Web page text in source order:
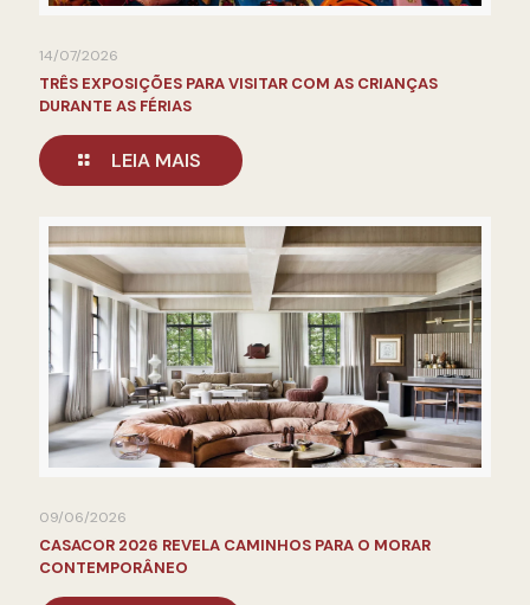
14/07/2026
TRÊS EXPOSIÇÕES PARA VISITAR COM AS CRIANÇAS
DURANTE AS FÉRIAS
LEIA MAIS
09/06/2026
CASACOR 2026 REVELA CAMINHOS PARA O MORAR
CONTEMPORÂNEO